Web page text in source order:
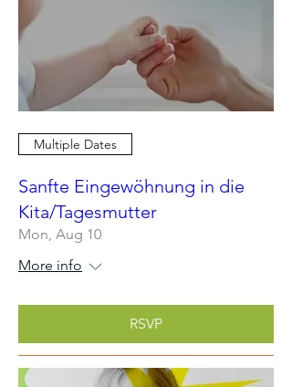
Multiple Dates
Sanfte Eingewöhnung in die
Kita/Tagesmutter
Mon, Aug 10
More info
RSVP